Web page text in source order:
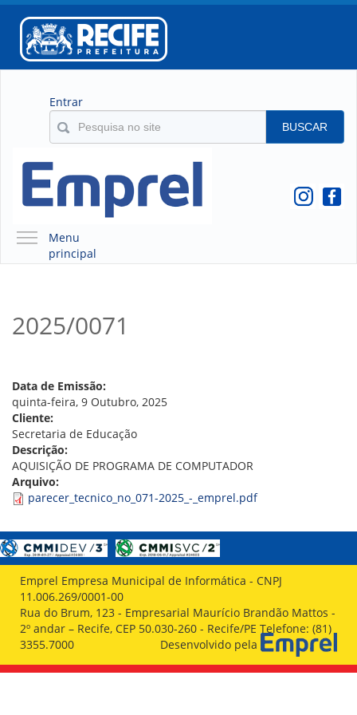
Entrar
BUSCAR
Menu
principal
O QUE É A EMPREL
CONSELHOS
LOCALIZAÇÃO
GESTORES
GOVERNANÇA
NOTÍCIAS
COMPRAS
COMISSÕES
LICITAÇÕES
REGULAMENTO INTERNO DE LICITAÇÕES E
CONTRATO
GESTÃO DE PESSOAS
COLABORADORES
2025/0071
Data de Emissão:
quinta-feira, 9 Outubro, 2025
Cliente:
Secretaria de Educação
Descrição:
AQUISIÇÃO DE PROGRAMA DE COMPUTADOR
Arquivo:
parecer_tecnico_no_071-2025_-_emprel.pdf
Emprel Empresa Municipal de Informática - CNPJ
11.006.269/0001-00
Rua do Brum, 123 - Empresarial Maurício Brandão Mattos -
2º andar – Recife, CEP 50.030-260 - Recife/PE Telefone: (81)
3355.7000
Desenvolvido pela